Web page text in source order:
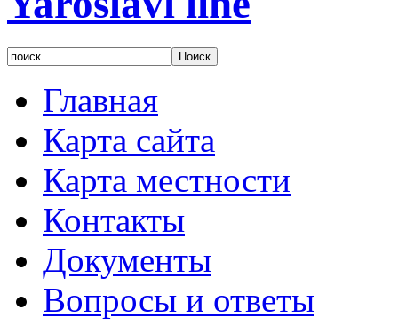
Главная
Карта сайта
Карта местности
Контакты
Документы
Вопросы и ответы